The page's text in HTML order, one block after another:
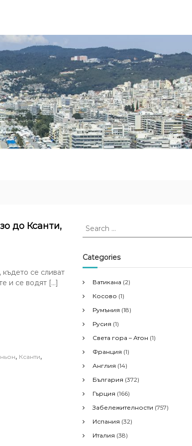
до Ксанти,
се сливат
и се водят […]
, Ксанти,
S
r
c
f
o
r
Categories
Ватикана (2)
Косово (1)
Румъния (18)
Русия (1)
Света гора – Атон (1)
Франция (1)
Англия (14)
България (372)
Гърция (166)
Забележителности (757)
Испания (32)
Италия (38)